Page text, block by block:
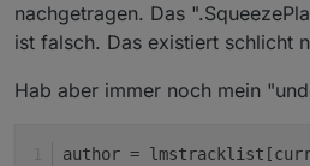
nachgetragen. Das
ist falsch. Das existiert schlicht
Hab aber immer noch mein
author =